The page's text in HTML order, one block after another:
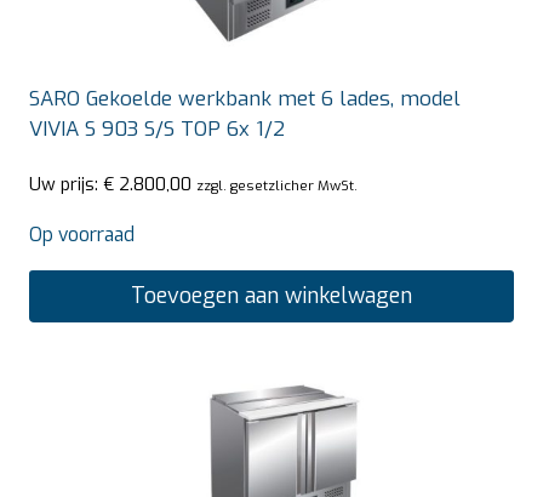
SARO Gekoelde werkbank met 6 lades, model
VIVIA S 903 S/S TOP 6x 1/2
Uw prijs: € 2.800,00 zzgl. gesetzlicher MwSt.
Op voorraad
Toevoegen aan winkelwagen